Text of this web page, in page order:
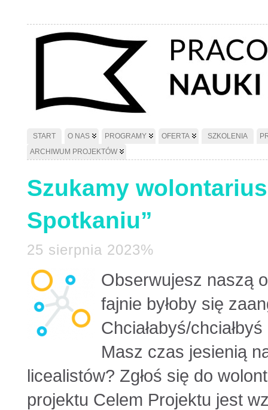
START O NAS PROGRAMY OFERTA SZKOLENIA
ARCHIWUM PROJEKTÓW
Szukamy
Spotkaniu”
25 sierpnia 2023%
Obserwujesz naszą
fajnie byłoby się
Chciałabyś/
Masz czas jesienią
licealistów? Zgłoś się do
projektu Celem Projektu jest